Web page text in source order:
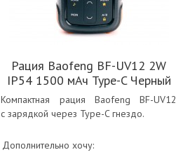
Рация Baofeng BF-UV12 2W
IP54 1500 мАч Type-C Черный
Компактная рация Baofeng BF-UV12
с зарядкой через Type-C гнездо.
Дополнительно хочу: